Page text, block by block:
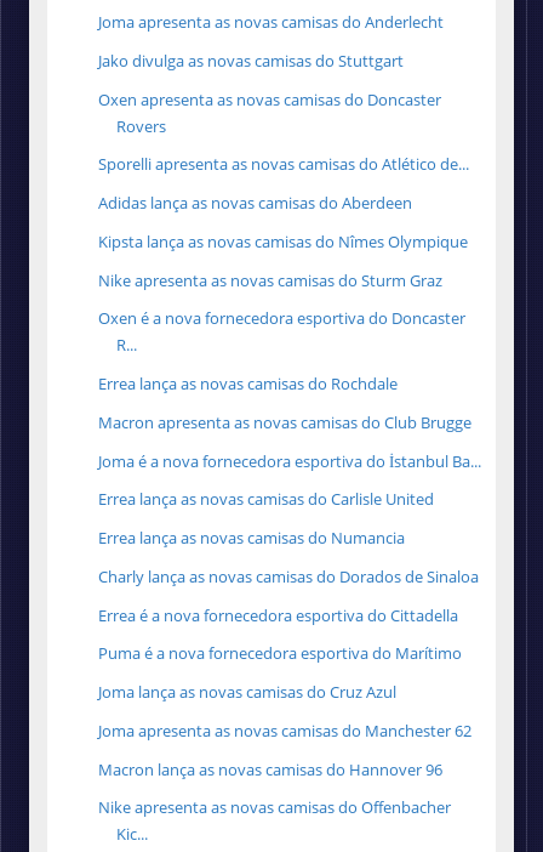
Joma apresenta as novas camisas do Anderlecht
Jako divulga as novas camisas do Stuttgart
Oxen apresenta as novas camisas do Doncaster
Rovers
Sporelli apresenta as novas camisas do Atlético de...
Adidas lança as novas camisas do Aberdeen
Kipsta lança as novas camisas do Nîmes Olympique
Nike apresenta as novas camisas do Sturm Graz
Oxen é a nova fornecedora esportiva do Doncaster
R...
Errea lança as novas camisas do Rochdale
Macron apresenta as novas camisas do Club Brugge
Joma é a nova fornecedora esportiva do İstanbul Ba...
Errea lança as novas camisas do Carlisle United
Errea lança as novas camisas do Numancia
Charly lança as novas camisas do Dorados de Sinaloa
Errea é a nova fornecedora esportiva do Cittadella
Puma é a nova fornecedora esportiva do Marítimo
Joma lança as novas camisas do Cruz Azul
Joma apresenta as novas camisas do Manchester 62
Macron lança as novas camisas do Hannover 96
Nike apresenta as novas camisas do Offenbacher
Kic...